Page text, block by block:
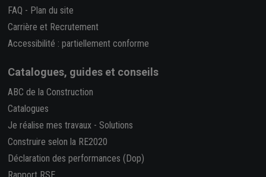
FAQ - Plan du site
Carrière et Recrutement
Accessibilité : partiellement conforme
Catalogues, guides et conseils
ABC de la Construction
Catalogues
Je réalise mes travaux - Solutions
Construire selon la RE2020
Déclaration des performances (Dop)